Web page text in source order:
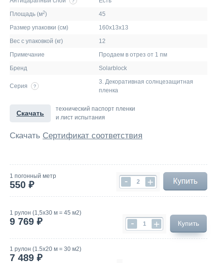
Площадь (м2)
45
Размер упаковки (см)
160х13х13
Вес с упаковкой (кг)
12
Примечание
Продаем в отрез от 1 пм
Бренд
Solarblock
Серия ?
3. Декоративная солнцезащитная
пленка
Скачать
технический паспорт пленки
и лист испытания
Скачать Сертификат соответствия
1 погонный метр
550 ₽ - +
1 рулон (1,5х30 м = 45 м2)
9 769 ₽ - + Купить
1 рулон (1.5х20 м = 30 м2)
7 489 ₽